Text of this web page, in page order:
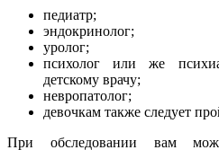
педиатр;
эндокринолог;
уролог;
психолог или же
детскому врачу;
невропатолог;
девочкам также следует
При обследовании вам